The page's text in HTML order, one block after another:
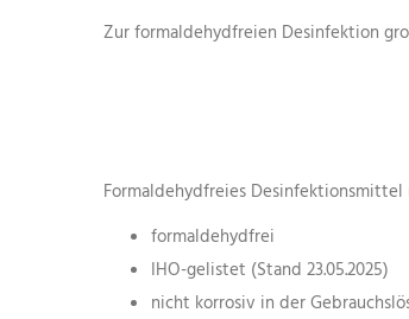
Zur formaldehydfreien Desinfektion
Formaldehydfreies
formaldehydfrei
IHO-gelistet (Stand 23.05.2025)
nicht korrosiv in der